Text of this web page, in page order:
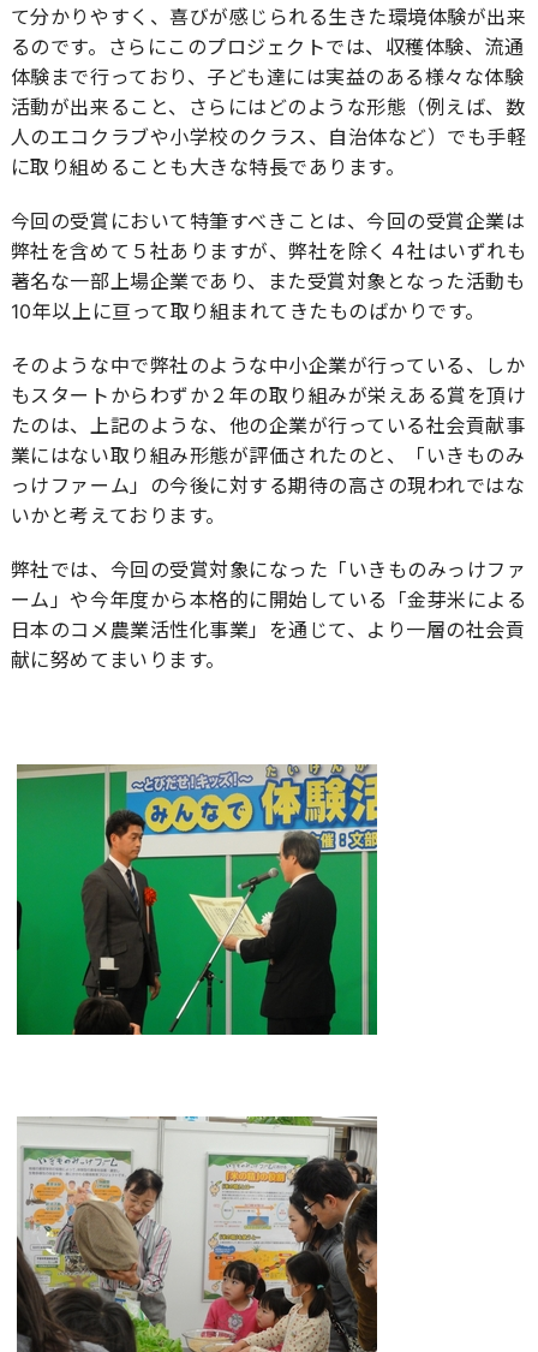
て分かりやすく、喜びが感じられる生きた環境体験が出来
るのです。さらにこのプロジェクトでは、収穫体験、流通
体験まで行っており、子ども達には実益のある様々な体験
活動が出来ること、さらにはどのような形態（例えば、数
人のエコクラブや小学校のクラス、自治体など）でも手軽
に取り組めることも大きな特長であります。
今回の受賞において特筆すべきことは、今回の受賞企業は
弊社を含めて５社ありますが、弊社を除く４社はいずれも
著名な一部上場企業であり、また受賞対象となった活動も
10年以上に亘って取り組まれてきたものばかりです。
そのような中で弊社のような中小企業が行っている、しか
もスタートからわずか２年の取り組みが栄えある賞を頂け
たのは、上記のような、他の企業が行っている社会貢献事
業にはない取り組み形態が評価されたのと、「いきものみ
っけファーム」の今後に対する期待の高さの現われではな
いかと考えております。
弊社では、今回の受賞対象になった「いきものみっけファ
ーム」や今年度から本格的に開始している「金芽米による
日本のコメ農業活性化事業」を通じて、より一層の社会貢
献に努めてまいります。